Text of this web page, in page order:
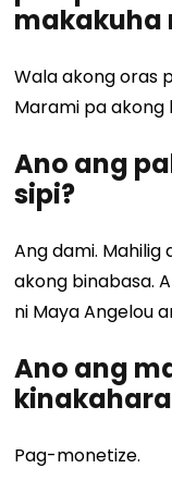
makakuha
Wala akong oras
Marami pa akong
Ano ang
sipi?
Ang dami.
akong binabasa.
ni Maya Angelou
Ano ang
Pag-monetize.